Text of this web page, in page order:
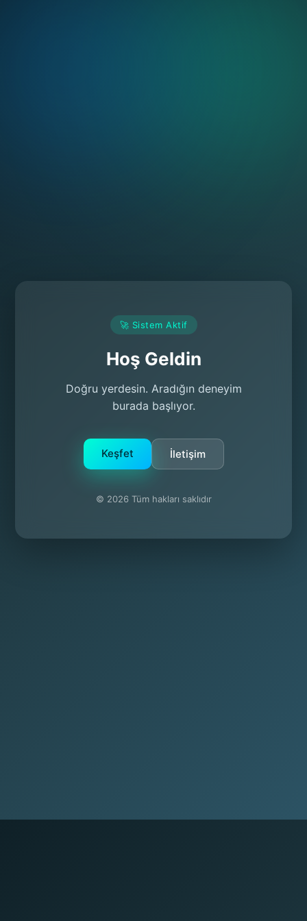
🚀 Sistem Aktif
Hoş Geldin
Doğru yerdesin. Aradığın deneyim
burada başlıyor.
Keşfet İletişim
© 2026 Tüm hakları saklıdır